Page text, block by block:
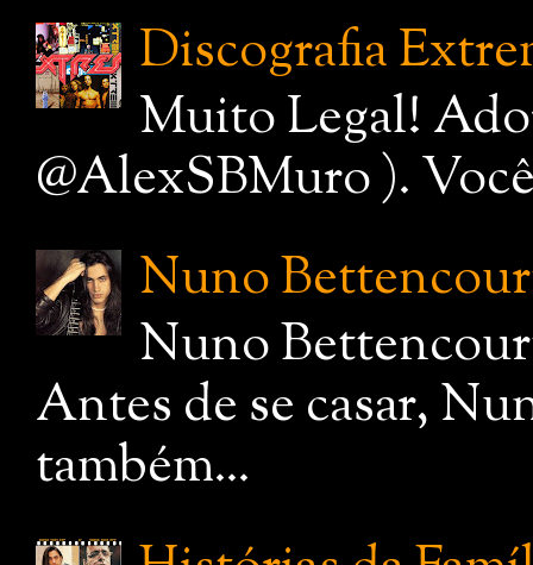
Discografia
Muito Legal!
@AlexSBMuro ).
Nuno
Nuno
Antes de se casar,
também...